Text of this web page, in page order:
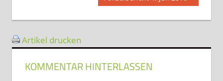
Beitrag:
Artikel drucken
KOMMENTAR HINTERLASSEN